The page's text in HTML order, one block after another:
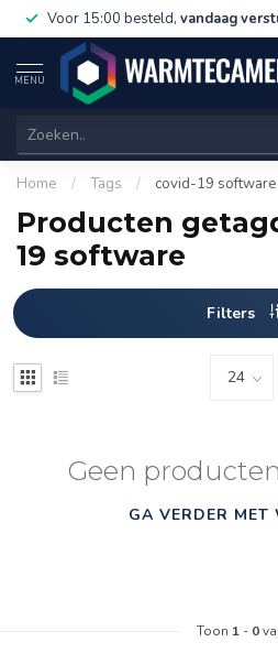
Voor 15:00 besteld, vandaag
MENU
Home / Tags / covid-19 software
Producten
19 software
Filters
Geen
GA VERDER MET
Toon 1 - 0